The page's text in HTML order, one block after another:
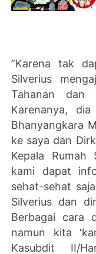
”Karena tak
Silverius
Tahanan dan
Karenanya,
Bhanyangkara
ke saya dan
Kepala Rumah
kami dapat
sehat-sehat
Silverius dan
Berbagai cara
namun kita
Kasubdit II/